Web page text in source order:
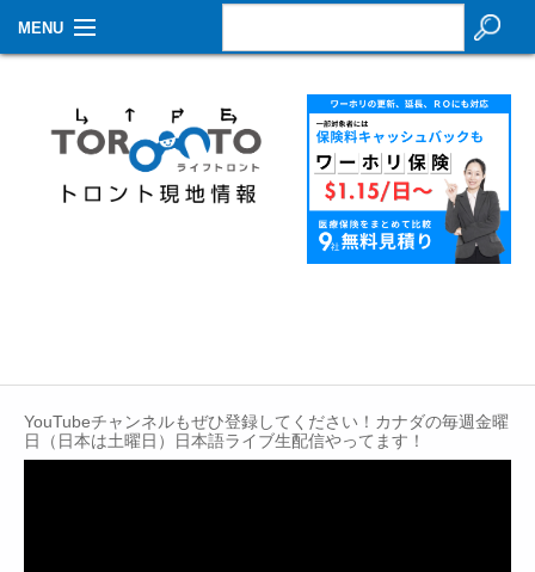
MENU
生活情報
その他
YouTubeチャンネルもぜひ登録してください！カナダの毎週金曜
日（日本は土曜日）日本語ライブ生配信やってます！